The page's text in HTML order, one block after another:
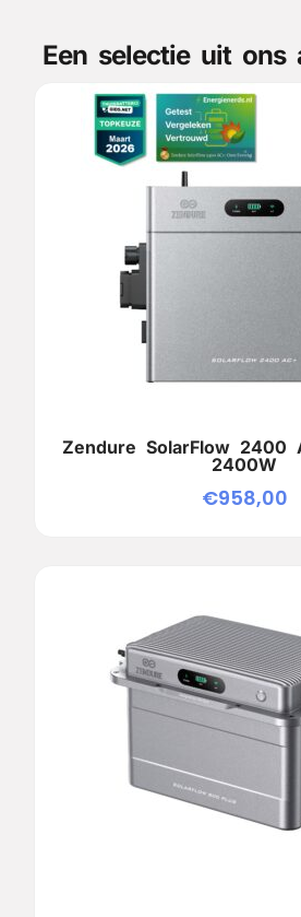
Een selectie uit ons
Zendure SolarFlow 2400
2400W
€958,00